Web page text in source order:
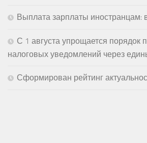
Выплата зарплаты
С 1 августа упрощается порядок
налоговых уведомлений через
Сформирован рейтинг